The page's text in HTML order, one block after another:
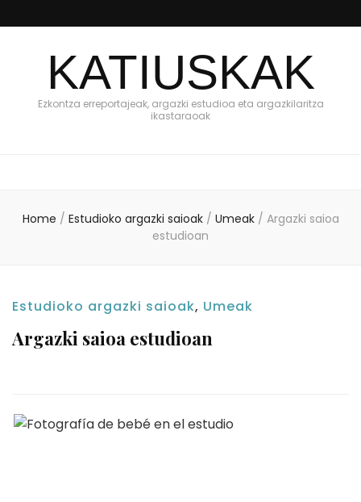
KATIUSKAK
Ezkontza erreportajeak, argazki estudioa eta argazkilaritza
ikastaraoak
Home / Estudioko argazki saioak / Umeak / Argazki saioa
estudioan
Estudioko argazki saioak, Umeak
Argazki saioa estudioan